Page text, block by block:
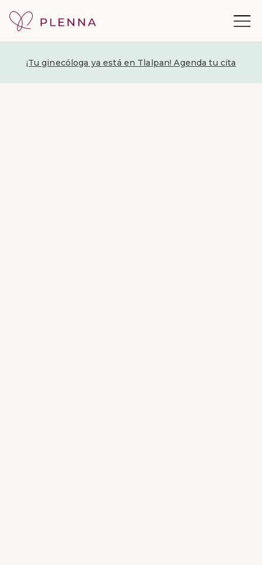
¡Tu ginecóloga ya está en Tlalpan! Agenda tu cita